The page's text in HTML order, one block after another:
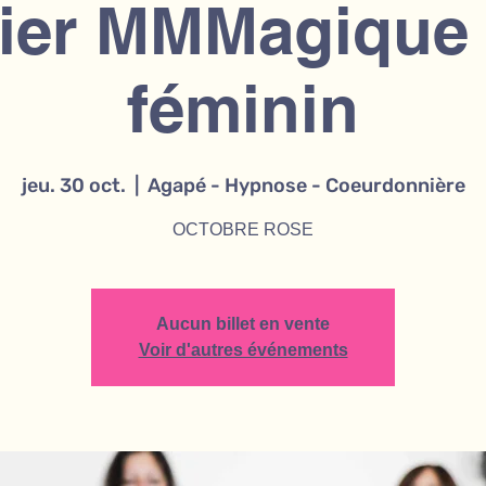
MMMagique
féminin
jeu. 30 oct. Agapé - Hypnose - Coeurdonnière
OCTOBRE ROSE
Aucun billet en vente
Voir d'autres événements